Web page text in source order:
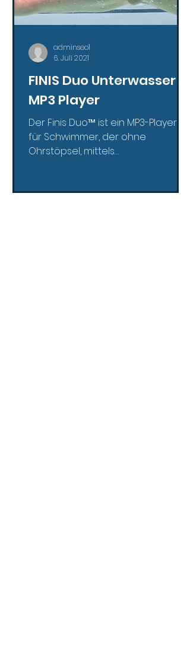
FINIS Duo Unterwasser
MP3 Player
Der Finis Duo™ ist ein MP3-Player
für Schwimmer, der ohne
Ohrstöpsel, mittels
adminseo1
6. Juli 2021